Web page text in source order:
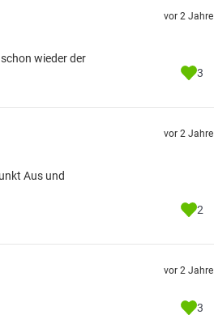
wieder der
vor 2 Jahre
3
Aus und
vor 2 Jahre
2
vor 2 Jahre
3